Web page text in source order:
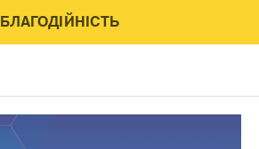
БЛАГОДІЙНІСТЬ